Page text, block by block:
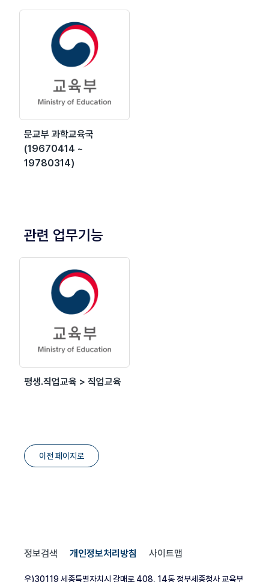
문교부 과학교육국
(19670414 ~
19780314)
관련 업무기능
평생.직업교육 > 직업교육
이전 페이지로
정보검색 개인정보처리방침 사이트맵
우)30119 세종특별자치시 갈매로 408, 14동 정부세종청사 교육부